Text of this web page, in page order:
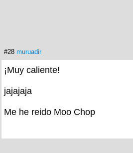
#28 muruadir
¡Muy caliente!
jajajaja
Me he reido Moo Chop